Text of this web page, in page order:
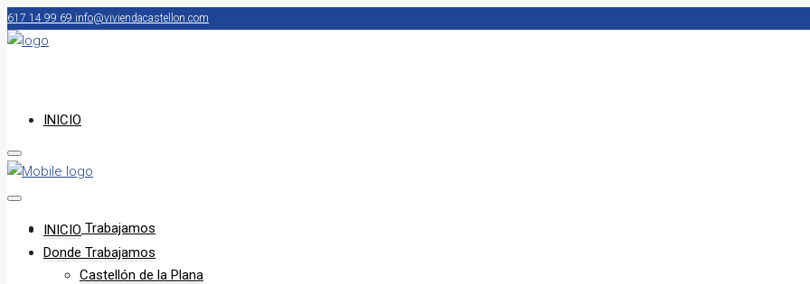
617 14 99 69 info@viviendacastellon.com
INICIO
Donde Trabajamos
INICIO
Donde Trabajamos
Castellón de la Plana